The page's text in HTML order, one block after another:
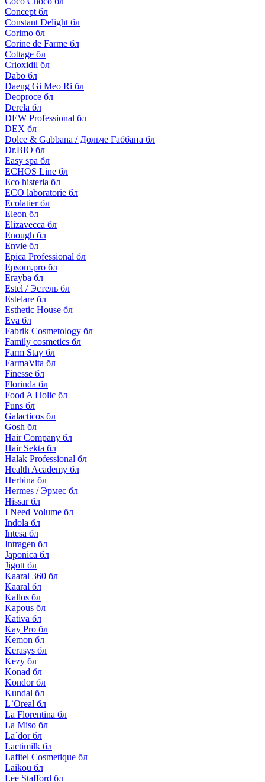
Concept бл
Constant Delight бл
Corimo бл
Corine de Farme бл
Cottage бл
Crioxidil бл
Dabo бл
Daeng Gi Meo Ri бл
Deoproce бл
Derela бл
DEW Professional бл
DEX бл
Dolce & Gabbana / Дольче Габбана бл
Dr.BIO бл
Easy spa бл
ECHOS Line бл
Eco histeria бл
ECO laboratorie бл
Ecolatier бл
Eleon бл
Elizavecca бл
Enough бл
Envie бл
Epica Professional бл
Epsom.pro бл
Erayba бл
Estel / Эстель бл
Estelare бл
Esthetic House бл
Eva бл
Fabrik Cosmetology бл
Family cosmetics бл
Farm Stay бл
FarmaVita бл
Finesse бл
Florinda бл
Food A Holic бл
Funs бл
Galacticos бл
Gosh бл
Hair Company бл
Hair Sekta бл
Halak Professional бл
Health Academy бл
Herbina бл
Hermes / Эрмес бл
Hissar бл
I Need Volume бл
Indola бл
Intesa бл
Intragen бл
Japonica бл
Jigott бл
Kaaral 360 бл
Kaaral бл
Kallos бл
Kapous бл
Kativa бл
Kay Pro бл
Kemon бл
Kerasys бл
Kezy бл
Konad бл
Kondor бл
Kundal бл
L`Oreal бл
La Florentina бл
La Miso бл
La`dor бл
Lactimilk бл
Lafitel Cosmetique бл
Laikou бл
Lee Stafford бл